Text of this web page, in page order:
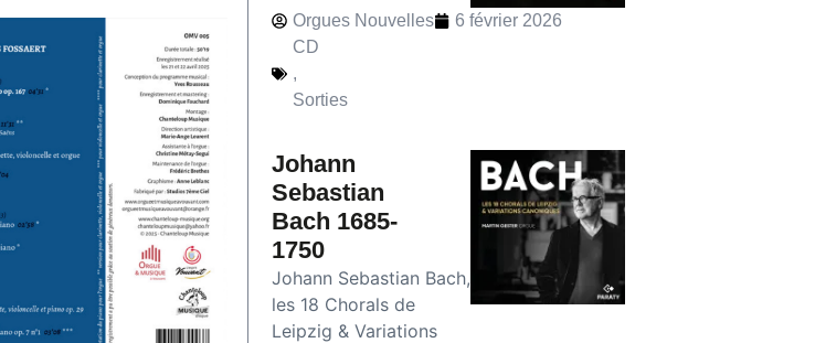
Orgues Nouvelles
6 février 2026
CD
,
Sorties
Johann
Sebastian
Bach 1685-
1750
Johann Sebastian Bach,
les 18 Chorals de
Leipzig & Variations